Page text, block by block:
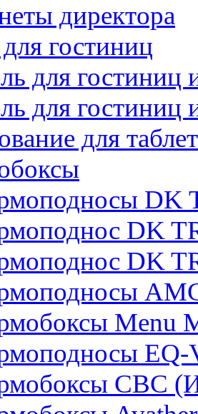
директора
гостиниц
для
для гостиниц
для
DK
DK
DK
Menu
EQ-
CBC